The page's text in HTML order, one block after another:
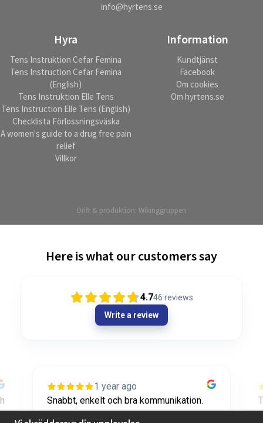
info@hyrtens.se
Hyra
Tens Instruktion Cefar Femina
Tens Instruction Cefar Femina
(English)
Tens Instruktion Elle Tens
Tens Instruction Elle Tens (English)
Checklista Förlossningsväska
A women's guide to a drug free pain
relief
Villkor
Information
Kundtjänst
Facebook
Om cookies
Om hyrtens.se
Drift & produktion: Wikinggruppen
Here is what our customers say
4.746 reviews
Write a review
1 year ago
Snabbt, enkelt och bra kommunikation.
Toppen!